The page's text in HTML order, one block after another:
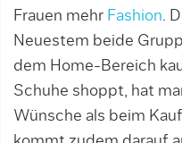
Frauen mehr Fashion.
Neuestem beide
dem Home-Bereich
Schuhe shoppt, hat
Wünsche als beim